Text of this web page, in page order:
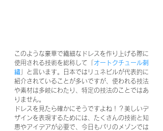
このような豪華で繊細なドレスを作り上げる際に
使用される技術を総称して「 オートクチュール刺
繡 」と言います。日本ではリュネビルが代表的に
紹介されていることが多いですが、使われる技法
や素材は多岐にわたり、特定の技法のことではあ
りません。
ドレスを見たら確かにそうですよね！？美しいデ
ザインを表現するためには、たくさんの技術と知
恵やアイデアが必要で、今日もパリのメゾンでは